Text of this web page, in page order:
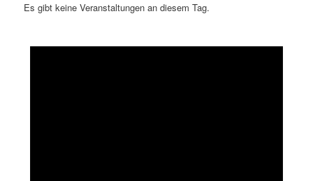
Es gibt keine Veranstaltungen an diesem Tag.